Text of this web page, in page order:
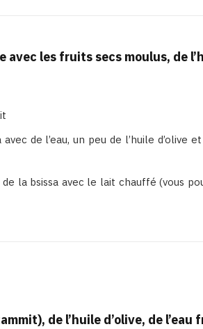
avec les fruits secs moulus, de
de l’eau, un peu de l’huile
de la bsissa avec le lait chauffé (vous
de l’huile d’olive, de